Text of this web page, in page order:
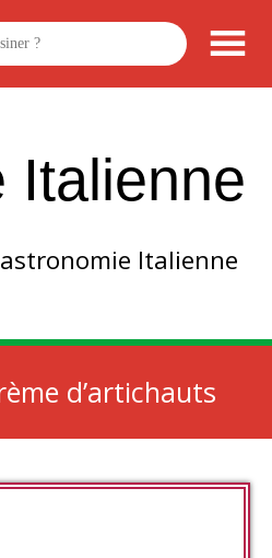
Italienne
Italienne
d’artichauts